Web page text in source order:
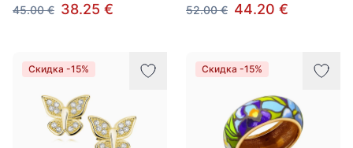
45.00 € 38.25 €
52.00 € 44.20 €
Скидка -15% Скидка -15%